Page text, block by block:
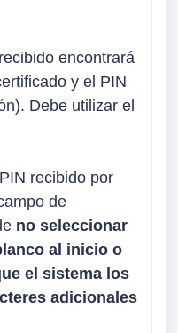
encontrará
y el PIN
Debe utilizar el
recibido por
de
no seleccionar
al inicio o
el sistema los
adicionales